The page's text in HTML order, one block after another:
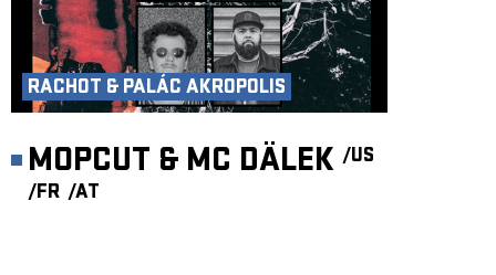
RACHOT & PALÁC AKROPOLIS
MOPCUT & MC DÄLEK /US
/FR /AT